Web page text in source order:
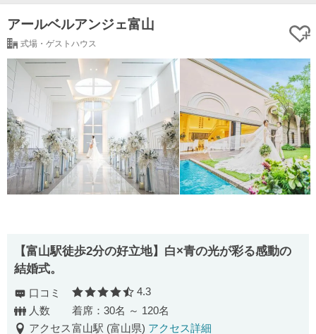
アールベルアンジェ富山
式場・ゲストハウス
【富山駅徒歩2分の好立地】白×青の光が彩る感動の
結婚式。
口コミ 口コミ評価
4.3
人数
着席：30名 ～ 120名
アクセス富山駅 (富山県) アクセス詳細